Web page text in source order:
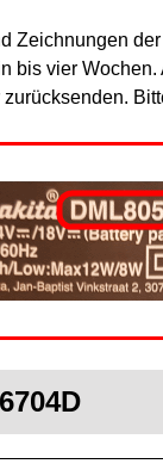
Zeichnungen
bis vier